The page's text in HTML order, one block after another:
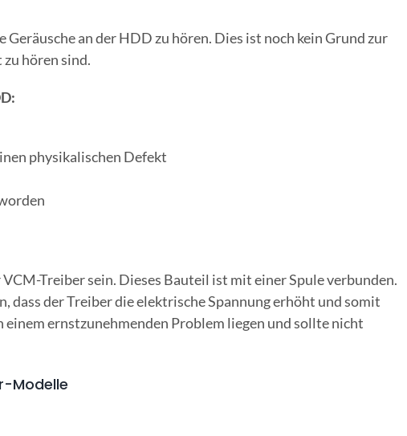
an der HDD zu hören. Dies ist noch kein Grund zur
hören sind.
physikalischen Defekt
Treiber sein. Dieses Bauteil ist mit einer Spule verbunden.
dass der Treiber die elektrische Spannung erhöht und somit
einem ernstzunehmenden Problem liegen und sollte nicht
Modelle